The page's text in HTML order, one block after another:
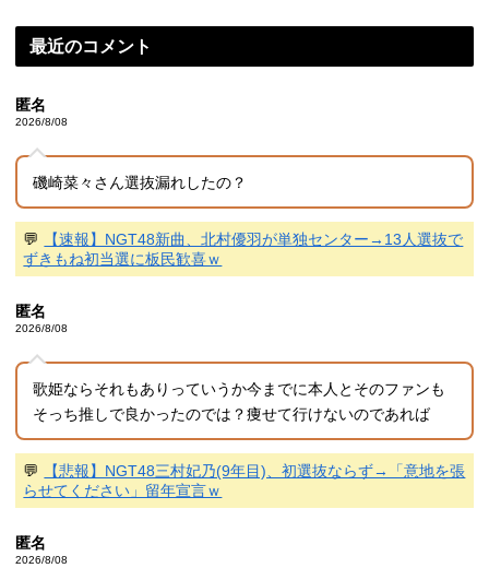
最近のコメント
匿名
2026/8/08
磯崎菜々さん選抜漏れしたの？
💬
【速報】NGT48新曲、北村優羽が単独センター→13人選抜で
ずきもね初当選に板民歓喜ｗ
匿名
2026/8/08
歌姫ならそれもありっていうか今までに本人とそのファンも
そっち推しで良かったのでは？痩せて行けないのであれば
💬
【悲報】NGT48三村妃乃(9年目)、初選抜ならず→「意地を張
らせてください」留年宣言ｗ
匿名
2026/8/08